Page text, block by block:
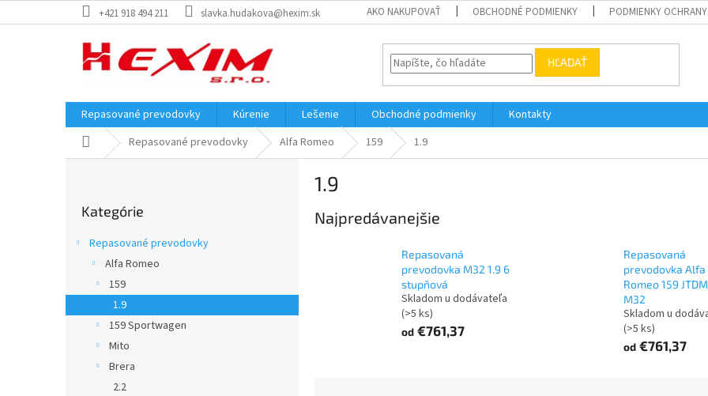
na
+421 918 494 211 slavka.hudakova@hexim.sk AKO NAKUPOVAŤ OBCHODNÉ PODMIENKY PODMIENKY OCHRANY
HĽADAŤ
Repasované prevodovky Kúrenie Lešenie Obchodné podmienky
Kontakty
DomovRepasované prevodovky Alfa Romeo 159 1.9
kategórie
Kategórie
Repasované prevodovky
Alfa Romeo
159
1.9
159 Sportwagen
Mito
Brera
2.2
1.9
Najpredávanejšie
Repasovaná
prevodovka M32 1.9 6
stupňová
Skladom u dodávateľa
(>5 ks)
od €761,37
Repasovaná
prevodovka Alfa
Romeo 159
M32
Skladom u
(>5 ks)
od€761,37